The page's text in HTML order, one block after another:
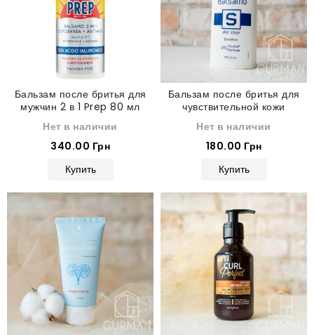
Бальзам после бритья для
мужчин 2 в 1 Prep 80 мл
Нет в наличии
340.00 Грн
Купить
Бальзам после бритья для
чувствительной кожи
Sensitive Deliplus 100 мл
Нет в наличии
180.00 Грн
Купить